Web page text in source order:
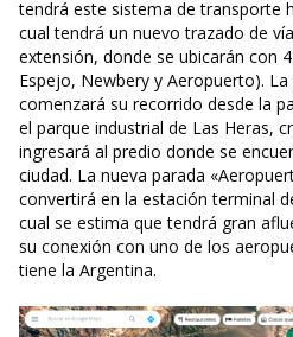
tendrá este sistema de transporte
cual tendrá un nuevo trazado de
extensión, donde se ubicarán con
Espejo, Newbery y Aeropuerto).
comenzará su recorrido desde la
el parque industrial de Las Heras,
ingresará al predio donde se
ciudad. La nueva parada
convertirá en la estación terminal
cual se estima que tendrá gran
su conexión con uno de los
tiene la Argentina.